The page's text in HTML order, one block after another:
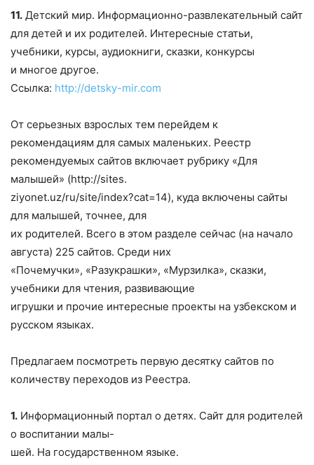
11. Детский мир. Информационно-развлекательный сайт
для детей и их родителей. Интересные статьи,
учебники, курсы, аудиокниги, сказки, конкурсы
и многое другое.
Ссылка: http://detsky-mir.com
От серьезных взрослых тем перейдем к
рекомендациям для самых маленьких. Реестр
рекомендуемых сайтов включает рубрику «Для
малышей» (http://sites.
ziyonet.uz/ru/site/index?cat=14), куда включены сайты
для малышей, точнее, для
их родителей. Всего в этом разделе сейчас (на начало
августа) 225 сайтов. Среди них
«Почемучки», «Разукрашки», «Мурзилка», сказки,
учебники для чтения, развивающие
игрушки и прочие интересные проекты на узбекском и
русском языках.
Предлагаем посмотреть первую десятку сайтов по
количеству переходов из Реестра.
1. Информационный портал о детях. Сайт для родителей
о воспитании малы-
шей. На государственном языке.